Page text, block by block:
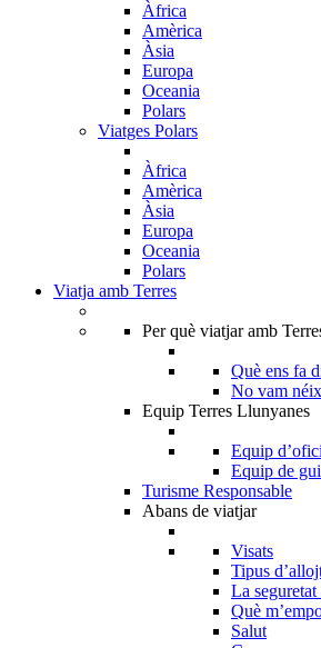
Àfrica
Amèrica
Àsia
Europa
Oceania
Polars
Viatges Polars
Àfrica
Amèrica
Àsia
Europa
Oceania
Polars
Viatja amb Terres
Per què viatjar amb
Què ens fa
No vam
Equip Terres Llunyanes
Equip
Equip de
Turisme Responsable
Abans de viatjar
Visats
Tipus
La
Què
Salut